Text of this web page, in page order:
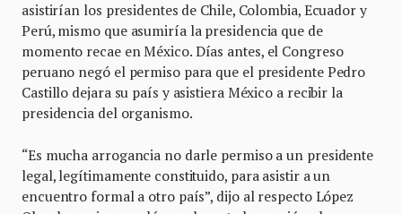
asistirían los presidentes de Chile, Colombia, Ecuador y
Perú, mismo que asumiría la presidencia que de
momento recae en México. Días antes, el Congreso
peruano negó el permiso para que el presidente Pedro
Castillo dejara su país y asistiera México a recibir la
presidencia del organismo.
“Es mucha arrogancia no darle permiso a un presidente
legal, legítimamente constituido, para asistir a un
encuentro formal a otro país”, dijo al respecto López